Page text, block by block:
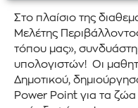
Στο πλαίσιο της
Μελέτης
τόπου μας»,
υπολογιστών! Οι
Δημοτικού,
Power Point για τα